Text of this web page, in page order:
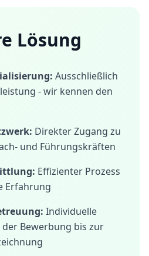
Lösung
Ausschließlich
- wir kennen den
Direkter Zugang zu
und Führungskräften
Effizienter Prozess
Erfahrung
Individuelle
Bewerbung bis zur